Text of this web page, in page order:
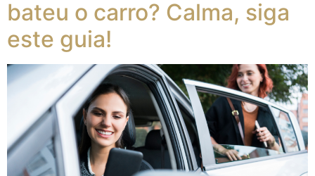
bateu o carro? Calma, siga
este guia!